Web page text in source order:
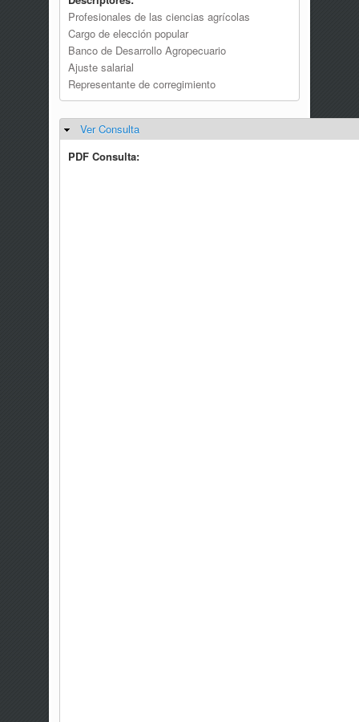
Profesionales de las ciencias agrícolas
Cargo de elección popular
Banco de Desarrollo Agropecuario
Ajuste salarial
Representante de corregimiento
Ocultar
Ver Consulta
PDF Consulta: